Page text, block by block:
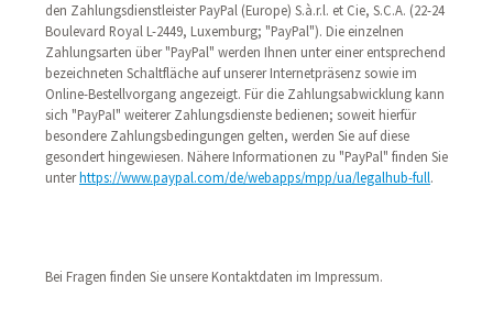
den Zahlungsdienstleister PayPal (Europe) S.à.r.l. et Cie, S.C.A. (22-24
Boulevard Royal L-2449, Luxemburg; "PayPal"). Die einzelnen
Zahlungsarten über "PayPal" werden Ihnen unter einer entsprechend
bezeichneten Schaltfläche auf unserer Internetpräsenz sowie im
Online-Bestellvorgang angezeigt. Für die Zahlungsabwicklung kann
sich "PayPal" weiterer Zahlungsdienste bedienen; soweit hierfür
besondere Zahlungsbedingungen gelten, werden Sie auf diese
gesondert hingewiesen. Nähere Informationen zu "PayPal" finden Sie
unterhttps://www.paypal.com/de/webapps/mpp/ua/legalhub-full.
Bei Fragen finden Sie unsere Kontaktdaten im Impressum.